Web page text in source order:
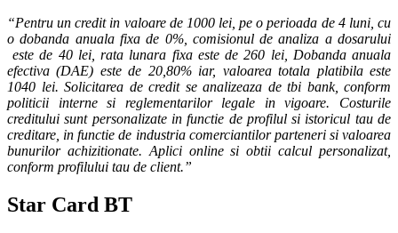
“Pentru un credit in valoare de 1000 lei, pe o perioada de 4 luni, cu
o dobanda anuala fixa de 0%, comisionul de analiza a dosarului
este de 40 lei, rata lunara fixa este de 260 lei, Dobanda anuala
efectiva (DAE) este de 20,80% iar, valoarea totala platibila este
1040 lei. Solicitarea de credit se analizeaza de tbi bank, conform
politicii interne si reglementarilor legale in vigoare. Costurile
creditului sunt personalizate in functie de profilul si istoricul tau de
creditare, in functie de industria comerciantilor parteneri si valoarea
bunurilor achizitionate. Aplici online si obtii calcul personalizat,
conform profilului tau de client.”
Star Card BT